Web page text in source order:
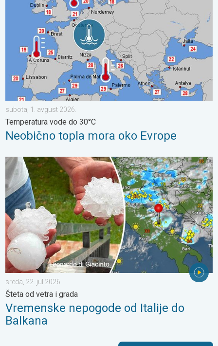
subota, 1. avgust 2026.
Temperatura vode do 30°C
Neobično topla mora oko Evrope
Vremenske nepogode od Italije do Balkana. Šteta od vetra i
sreda, 22. jul 2026.
Šteta od vetra i grada
Vremenske nepogode od Italije do
Balkana